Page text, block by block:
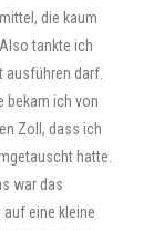
die kaum
tankte ich
ausführen darf.
bekam ich von
Zoll, dass ich
hatte.
war das
eine kleine